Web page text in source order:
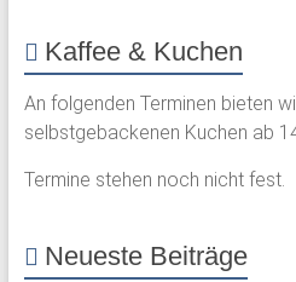
Kaffee & Kuchen
An folgenden Terminen bieten
selbstgebackenen Kuchen ab
Termine stehen noch nicht fest.
Neueste Beiträge